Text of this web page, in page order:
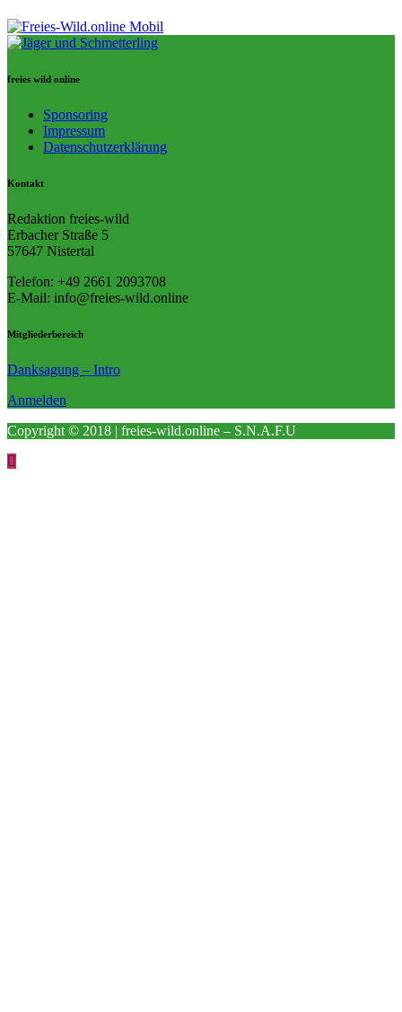
freies wild online
Sponsoring
Impressum
Datenschutzerklärung
Kontakt
Redaktion freies-wild
Erbacher Straße 5
57647 Nistertal
Telefon: +49 ‭2661 2093708
E-Mail: info@freies-wild.online
Mitgliederbereich
Danksagung – Intro
Anmelden
Copyright © 2018 | freies-wild.online – S.N.A.F.U